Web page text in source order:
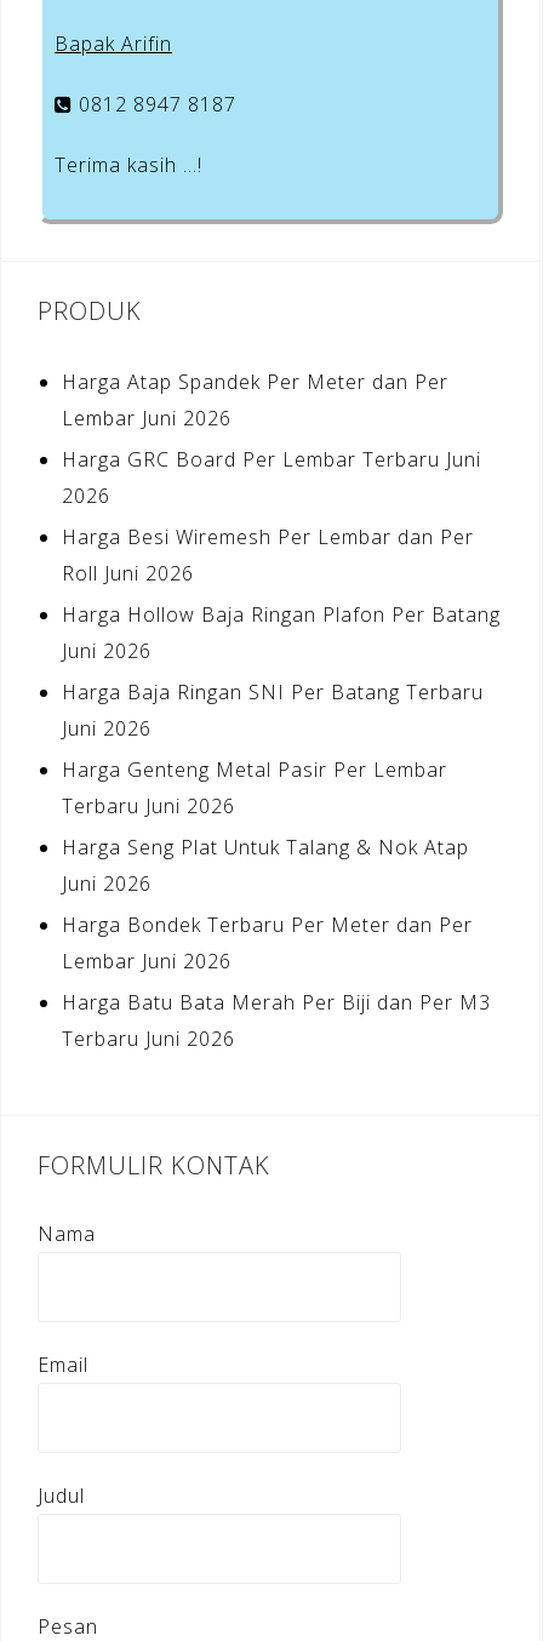
Bapak Arifin
0812 8947 8187
Terima kasih …!
PRODUK
Harga Atap Spandek Per Meter dan Per
Lembar Juni 2026
Harga GRC Board Per Lembar Terbaru Juni
2026
Harga Besi Wiremesh Per Lembar dan Per
Roll Juni 2026
Harga Hollow Baja Ringan Plafon Per Batang
Juni 2026
Harga Baja Ringan SNI Per Batang Terbaru
Juni 2026
Harga Genteng Metal Pasir Per Lembar
Terbaru Juni 2026
Harga Seng Plat Untuk Talang & Nok Atap
Juni 2026
Harga Bondek Terbaru Per Meter dan Per
Lembar Juni 2026
Harga Batu Bata Merah Per Biji dan Per M3
Terbaru Juni 2026
FORMULIR KONTAK
Nama
Email
Judul
Pesan